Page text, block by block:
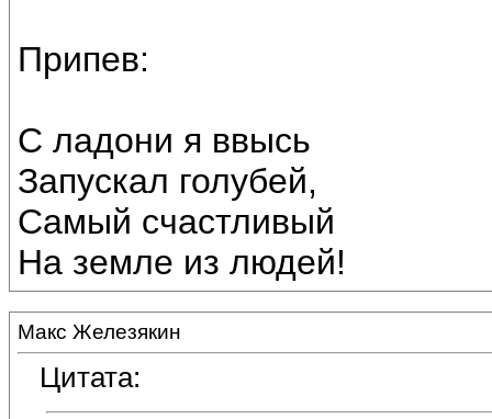
Припев:
С ладони я ввысь
Запускал голубей,
Самый счастливый
На земле из людей!
Макс Железякин
Цитата: